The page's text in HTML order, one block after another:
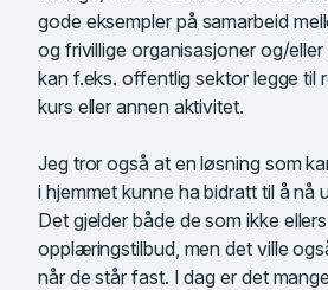
gode eksempler på samarbeid
og frivillige organisasjoner og/eller
kan f.eks. offentlig sektor legge til
kurs eller annen aktivitet.
Jeg tror også at en løsning som
i hjemmet kunne ha bidratt til å nå
Det gjelder både de som ikke
opplæringstilbud, men det ville
når de står fast. I dag er det